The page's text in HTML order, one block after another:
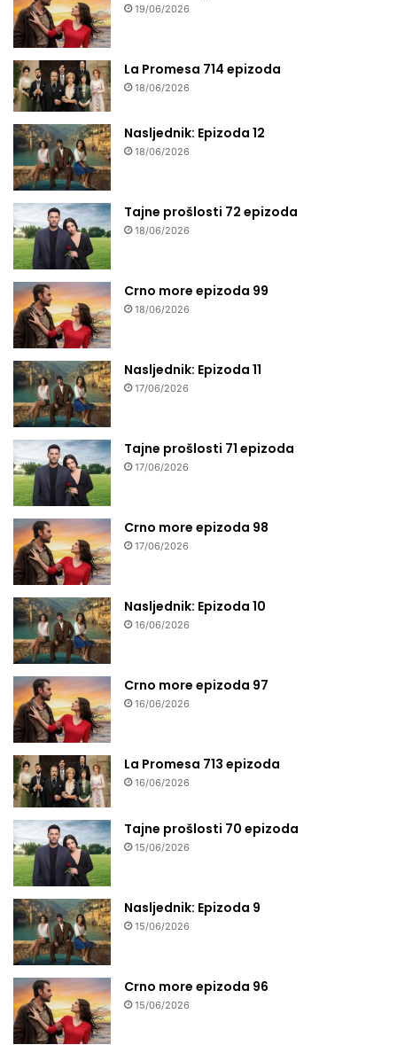
19/06/2026
La Promesa 714 epizoda
18/06/2026
Nasljednik: Epizoda 12
18/06/2026
Tajne prošlosti 72 epizoda
18/06/2026
Crno more epizoda 99
18/06/2026
Nasljednik: Epizoda 11
17/06/2026
Tajne prošlosti 71 epizoda
17/06/2026
Crno more epizoda 98
17/06/2026
Nasljednik: Epizoda 10
16/06/2026
Crno more epizoda 97
16/06/2026
La Promesa 713 epizoda
16/06/2026
Tajne prošlosti 70 epizoda
15/06/2026
Nasljednik: Epizoda 9
15/06/2026
Crno more epizoda 96
15/06/2026